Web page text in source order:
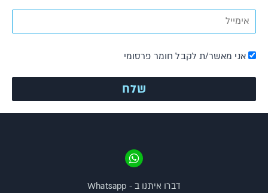
אני מאשר/ת לקבל חומר פרסומי
דברו איתנו ב - Whatsapp